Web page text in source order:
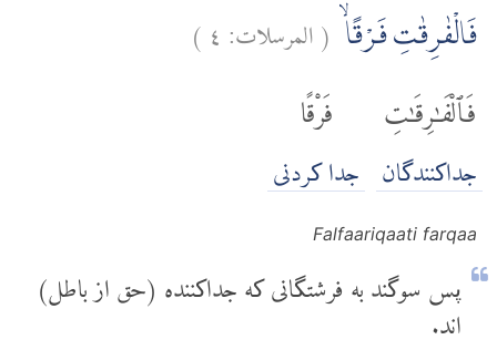
فَالْفٰرِقٰتِ فَرْقًاۙ (المرسلات: ٤)
فَٱلْفَٰرِقَٰتِ
جداکنندگان
فَرْقًا
جدا کردنی
Falfaariqaati farqaa
پس سوگند به فرشتگانی که جداکننده (حق از باطل)
اند.